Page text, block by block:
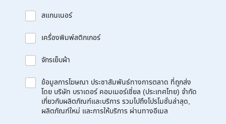
สแกนเนอร์
เครื่องพิมพ์สติกเกอร์
จักรเย็บผ้า
ข้อมูลการโฆษณา ประชาสัมพันธ์ทางการตลาด ที่ถูกส่ง
โดย บริษัท บราเดอร์ คอมเมอร์เชี่ยล (ประเทศไทย) จำกัด
เกี่ยวกับผลิตภัณฑ์และบริการ รวมไปถึงโปรโมชั่นล่าสุด,
ผลิตภัณฑ์ใหม่ และการให้บริการ ผ่านทางอีเมล